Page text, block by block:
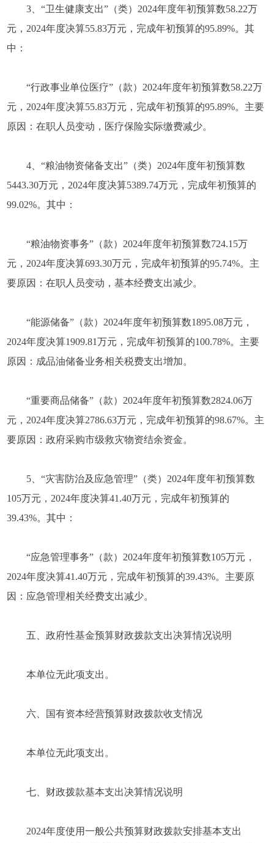
3、“卫生健康支出”（类）2024年度年初预算数58.22万
元，2024年度决算55.83万元，完成年初预算的95.89%。其
中：
“行政事业单位医疗”（款）2024年度年初预算数58.22万
元，2024年度决算55.83万元，完成年初预算的95.89%。主要
原因：在职人员变动，医疗保险实际缴费减少。
4、“粮油物资储备支出”（类）2024年度年初预算数
5443.30万元，2024年度决算5389.74万元，完成年初预算的
99.02%。其中：
“粮油物资事务”（款）2024年度年初预算数724.15万
元，2024年度决算693.30万元，完成年初预算的95.74%。主
要原因：在职人员变动，基本经费支出减少。
“能源储备”（款）2024年度年初预算数1895.08万元，
2024年度决算1909.81万元，完成年初预算的100.78%。主要
原因：成品油储备业务相关税费支出增加。
“重要商品储备”（款）2024年度年初预算数2824.06万
元，2024年度决算2786.63万元，完成年初预算的98.67%。主
要原因：政府采购市级救灾物资结余资金。
5、“灾害防治及应急管理”（类）2024年度年初预算数
105万元，2024年度决算41.40万元，完成年初预算的
39.43%。其中：
“应急管理事务”（款）2024年度年初预算数105万元，
2024年度决算41.40万元，完成年初预算的39.43%。主要原
因：应急管理相关经费支出减少。
五、政府性基金预算财政拨款支出决算情况说明
本单位无此项支出。
六、国有资本经营预算财政拨款收支情况
本单位无此项支出。
七、财政拨款基本支出决算情况说明
2024年度使用一般公共预算财政拨款安排基本支出